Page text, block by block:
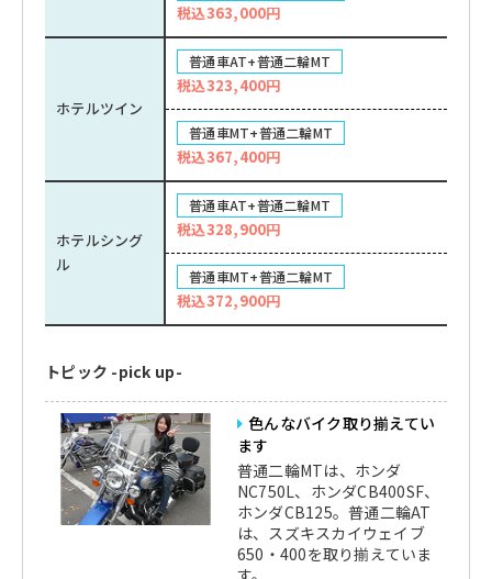
税込363,000円
ホテルツイン
普通車AT+普通二輪MT
税込323,400円
普通車MT+普通二輪MT
税込367,400円
ホテルシング
ル
普通車AT+普通二輪MT
税込328,900円
普通車MT+普通二輪MT
税込372,900円
トピック -pick up-
色んなバイク取り揃えてい
ます
普通二輪MTは、ホンダ
NC750L、ホンダCB400SF、
ホンダCB125。普通二輪AT
は、スズキスカイウェイブ
650・400を取り揃えていま
す。